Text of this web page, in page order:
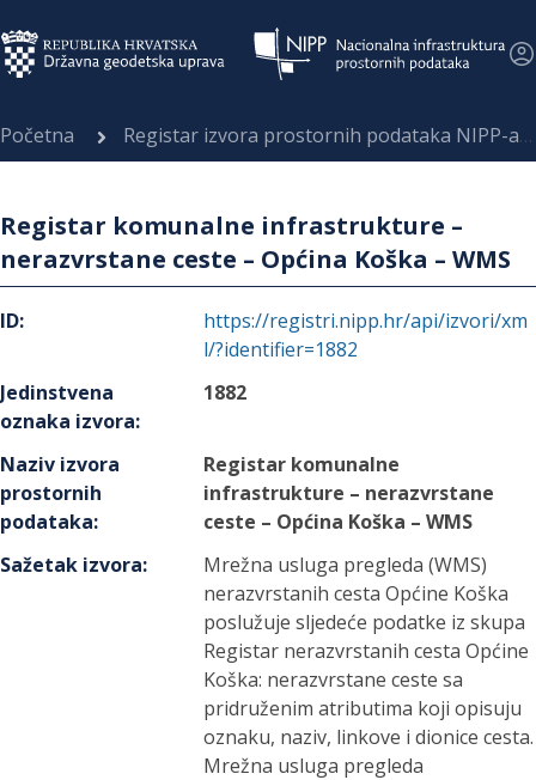
Početna Registar izvora prostornih podataka NIPP-a
Registar komunalne infrastrukture –
nerazvrstane ceste – Općina Koška – WMS
ID:
https://registri.nipp.hr/api/izvori/xm
l/?identifier=1882
Jedinstvena
oznaka izvora:
1882
Naziv izvora
prostornih
podataka:
Registar komunalne
infrastrukture – nerazvrstane
ceste – Općina Koška – WMS
Sažetak izvora:
Mrežna usluga pregleda (WMS)
nerazvrstanih cesta Općine Koška
poslužuje sljedeće podatke iz skupa
Registar nerazvrstanih cesta Općine
Koška: nerazvrstane ceste sa
pridruženim atributima koji opisuju
oznaku, naziv, linkove i dionice cesta.
Mrežna usluga pregleda